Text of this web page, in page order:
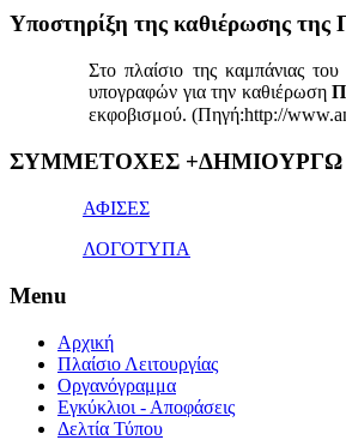
Yποστηρίξη της καθιέρωσης
Στο πλαίσιο της καμπάνιας
υπογραφών για την καθιέρωση
εκφοβισμού. (Πηγή:http://
1x
ΣΥΜΜΕΤΟΧΕΣ +ΔΗΜΙΟΥΡΓΩ
ΑΦΙΣΕΣ
ΛΟΓΟΤΥΠΑ
Menu
Αρχική
Πλαίσιο Λειτουργίας
Οργανόγραμμα
Εγκύκλιοι - Αποφάσεις
Δελτία Τύπου